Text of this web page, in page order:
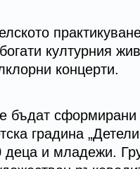
културния
концерти.
бъдат сформирани
градина
и младежи.